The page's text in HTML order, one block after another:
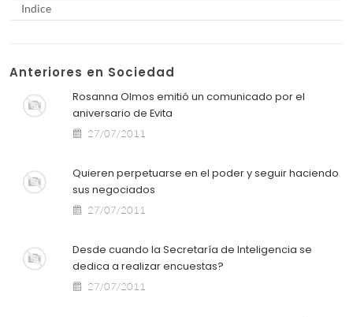
Indice
Anteriores en Sociedad
Rosanna Olmos emitió un comunicado por el
aniversario de Evita
27/07/2011
Quieren perpetuarse en el poder y seguir haciendo
sus negociados
27/07/2011
Desde cuando la Secretaría de Inteligencia se
dedica a realizar encuestas?
27/07/2011